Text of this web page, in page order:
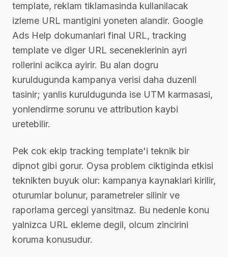
template, reklam tiklamasinda kullanilacak
izleme URL mantigini yoneten alandir. Google
Ads Help dokumanlari final URL, tracking
template ve diger URL seceneklerinin ayri
rollerini acikca ayirir. Bu alan dogru
kuruldugunda kampanya verisi daha duzenli
tasinir; yanlis kuruldugunda ise UTM karmasasi,
yonlendirme sorunu ve attribution kaybi
uretebilir.
Pek cok ekip tracking template'i teknik bir
dipnot gibi gorur. Oysa problem ciktiginda etkisi
teknikten buyuk olur: kampanya kaynaklari kirilir,
oturumlar bolunur, parametreler silinir ve
raporlama gercegi yansitmaz. Bu nedenle konu
yalnizca URL ekleme degil, olcum zincirini
koruma konusudur.